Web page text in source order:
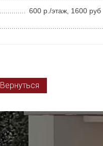
600 р./этаж, 1600
Вернуться